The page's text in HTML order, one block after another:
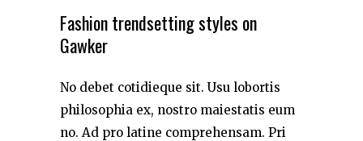
Fashion trendsetting styles on
Gawker
No debet cotidieque sit. Usu lobortis
philosophia ex, nostro maiestatis eum
no. Ad pro latine comprehensam. Pri